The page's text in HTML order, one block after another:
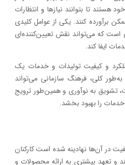
تا بتوانند نیازها و انتظارات
برآورده کنند. یکی از عوامل کلیدی
است که می‌تواند نقش تعیین‌کننده‌ای
ایفا کند.
و کیفیت تولیدات و خدمات یک
به‌طور کلی، فرهنگ سازمانی می‌تواند
تشویق به نوآوری و همین‌طور ترویج
را بهبود بخشد.
در آن‌ها نهادینه شده است کارکنان
و تعهد بیشتری به ارائه محصولات و